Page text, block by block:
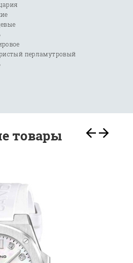
перламутровый
товары